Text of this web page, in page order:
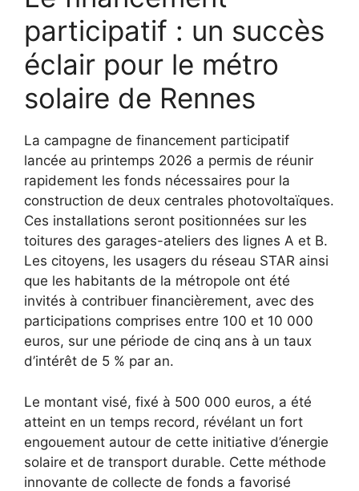
participatif : un succès
éclair pour le métro
solaire de Rennes
La campagne de financement participatif
lancée au printemps 2026 a permis de réunir
rapidement les fonds nécessaires pour la
construction de deux centrales photovoltaïques.
Ces installations seront positionnées sur les
toitures des garages-ateliers des lignes A et B.
Les citoyens, les usagers du réseau STAR ainsi
que les habitants de la métropole ont été
invités à contribuer financièrement, avec des
participations comprises entre 100 et 10 000
euros, sur une période de cinq ans à un taux
d’intérêt de 5 % par an.
Le montant visé, fixé à 500 000 euros, a été
atteint en un temps record, révélant un fort
engouement autour de cette initiative d’énergie
solaire et de transport durable. Cette méthode
innovante de collecte de fonds a favorisé